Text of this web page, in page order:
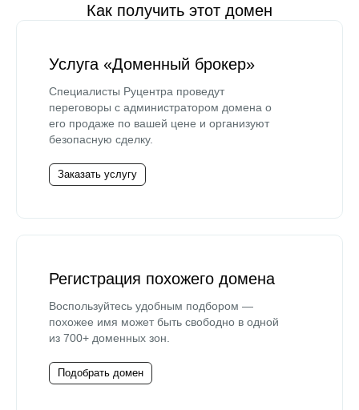
Как получить этот домен
Услуга «Доменный брокер»
Специалисты Руцентра проведут
переговоры с администратором домена о
его продаже по вашей цене и организуют
безопасную сделку.
Заказать услугу
Регистрация похожего домена
Воспользуйтесь удобным подбором —
похожее имя может быть свободно в одной
из 700+ доменных зон.
Подобрать домен